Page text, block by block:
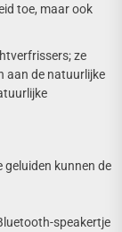
toe, maar ook
ze
aan de natuurlijke
geluiden kunnen de
speakertje